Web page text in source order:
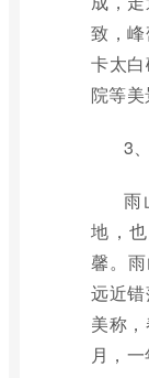
致，
卡太
院等美
3
雨
地，
馨。
远近
美称
月，